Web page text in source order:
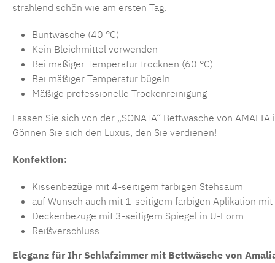
strahlend schön wie am ersten Tag.
Buntwäsche (40 °C)
Kein Bleichmittel verwenden
Bei mäßiger Temperatur trocknen (60 °C)
Bei mäßiger Temperatur bügeln
Mäßige professionelle Trockenreinigung
Lassen Sie sich von der „SONATA“ Bettwäsche von
Gönnen Sie sich den Luxus, den Sie verdienen!
Konfektion:
Kissenbezüge mit 4-seitigem farbigen Stehsaum
auf Wunsch auch mit 1-seitigem farbigen Aplikation
Deckenbezüge mit 3-seitigem Spiegel in U-Form
Reißverschluss
Eleganz für Ihr Schlafzimmer mit Bettwäsche von